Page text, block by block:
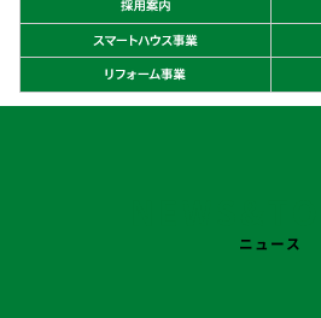
ニュース